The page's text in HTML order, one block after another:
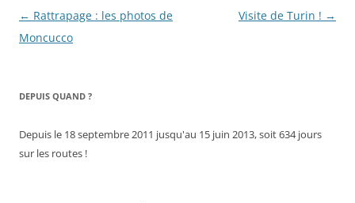
Navigation
des
← Rattrapage : les photos de
Moncucco
Visite de Turin ! →
DEPUIS QUAND ?
Depuis le 18 septembre 2011 jusqu'au 15 juin 2013, soit 634 jours
sur les routes !